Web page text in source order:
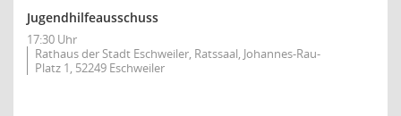
Jugendhilfeausschuss
17:30 Uhr
Rathaus der Stadt Eschweiler, Ratssaal, Johannes-Rau-
Platz 1, 52249 Eschweiler